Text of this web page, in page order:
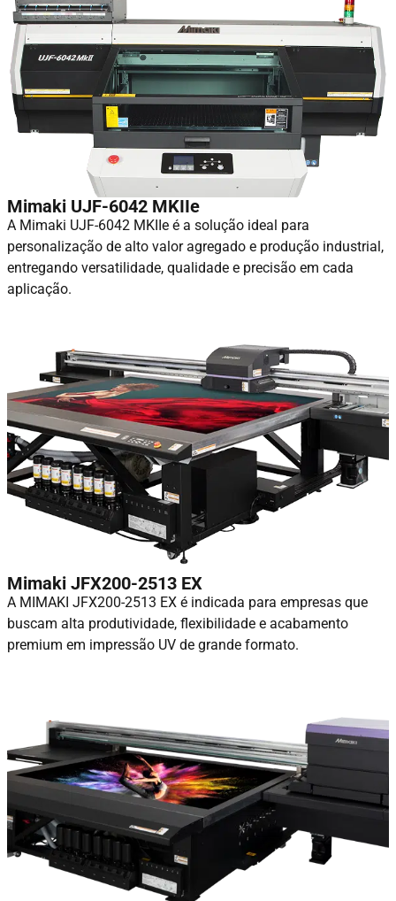
Mimaki UJF-6042 MKIIe
A Mimaki UJF-6042 MKIIe é a solução ideal para
personalização de alto valor agregado e produção industrial,
entregando versatilidade, qualidade e precisão em cada
aplicação.
Mimaki JFX200-2513 EX
A MIMAKI JFX200-2513 EX é indicada para empresas que
buscam alta produtividade, flexibilidade e acabamento
premium em impressão UV de grande formato.